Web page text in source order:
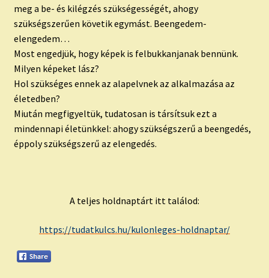
meg a be- és kilégzés szükségességét, ahogy
szükségszerűen követik egymást. Beengedem-
elengedem…
Most engedjük, hogy képek is felbukkanjanak bennünk.
Milyen képeket lász?
Hol szükséges ennek az alapelvnek az alkalmazása az
életedben?
Miután megfigyeltük, tudatosan is társítsuk ezt a
mindennapi életünkkel: ahogy szükségszerű a beengedés,
éppoly szükségszerű az elengedés.
A teljes holdnaptárt itt találod:
https://tudatkulcs.hu/kulonleges-holdnaptar/